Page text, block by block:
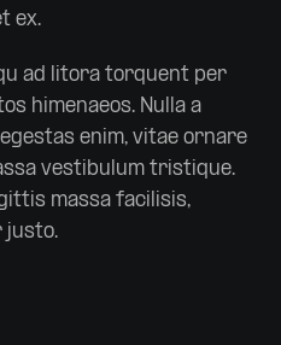
ex.
ad litora torquent per
himenaeos. Nulla a
enim, vitae ornare
vestibulum tristique.
massa facilisis,
justo.